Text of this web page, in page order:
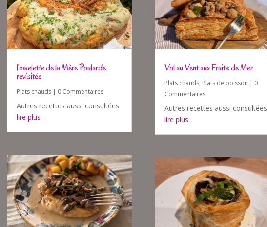
l’omelette de la Mère Poularde
revisitée
Plats chauds | 0 Commentaires
Autres recettes aussi consultées
lire plus
Vol au Vent aux Fruits de Mer
Plats chauds, Plats de poisson | 0
Commentaires
Autres recettes aussi consultées
lire plus